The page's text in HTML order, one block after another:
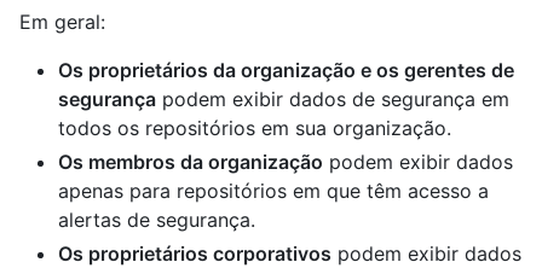
Em geral:
Os proprietários da organização e os gerentes de
segurança podem exibir dados de segurança em
todos os repositórios em sua organização.
Os membros da organização podem exibir dados
apenas para repositórios em que têm acesso a
alertas de segurança.
Os proprietários corporativos podem exibir dados